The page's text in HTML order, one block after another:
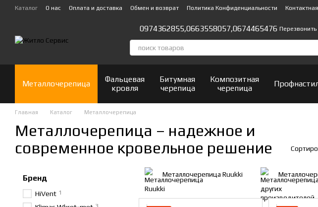
Перейти к основному контенту
Каталог О нас Оплата и доставка Обмен и возврат Политика Конфиденциальности
0974362855,0663558057,0674465476
Металлочерепица
Фальцевая
кровля
Битумная
черепица
Композитная
черепица
Главная Каталог Металлочерепица
Металлочерепица – надежное и
современное кровельное решение
Металлочерепица Ruukki
Бренд
HiVent 1